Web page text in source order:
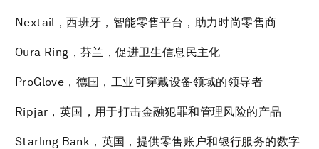
Nextail，西班牙，智能零售平台，助力时尚零售商
Oura Ring，芬兰，促进卫生信息民主化
ProGlove，德国，工业可穿戴设备领域的领导者
Ripjar，英国，用于打击金融犯罪和管理风险的产品
Starling Bank，英国，提供零售账户和银行服务的数字